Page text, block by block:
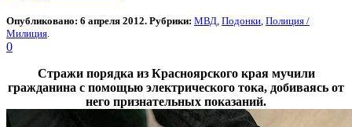
Опубликовано: 6 апреля 2012. Рубрики: МВД Подонки Полиция /
Милиция
0
Стражи порядка из Красноярского края мучили
гражданина с помощью электрического тока, добиваясь от
него признательных показаний.